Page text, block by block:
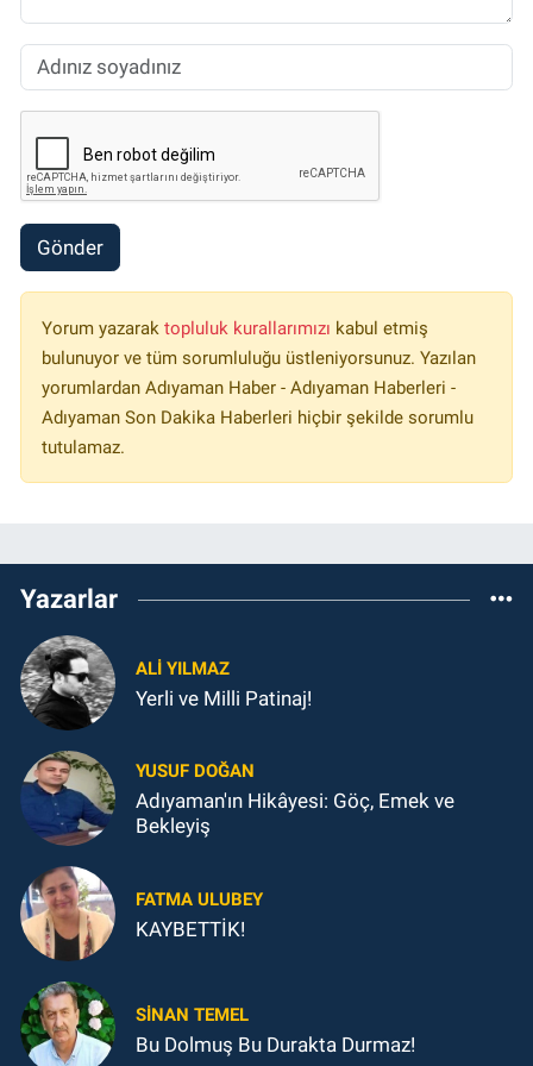
Gönder
Yorum yazarak topluluk kurallarımızı kabul etmiş
bulunuyor ve tüm sorumluluğu üstleniyorsunuz. Yazılan
yorumlardan Adıyaman Haber - Adıyaman Haberleri -
Adıyaman Son Dakika Haberleri hiçbir şekilde sorumlu
tutulamaz.
Yazarlar
ALI YILMAZ
Yerli ve Milli Patinaj!
YUSUF DOĞAN
Adıyaman'ın Hikâyesi: Göç, Emek ve
Bekleyiş
FATMA ULUBEY
KAYBETTİK!
SINAN TEMEL
Bu Dolmuş Bu Durakta Durmaz!